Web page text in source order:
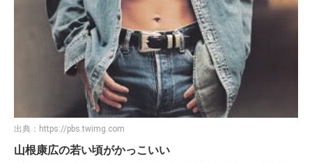
出典： https://pbs.twimg.com
山根康広の若い頃がかっこいい